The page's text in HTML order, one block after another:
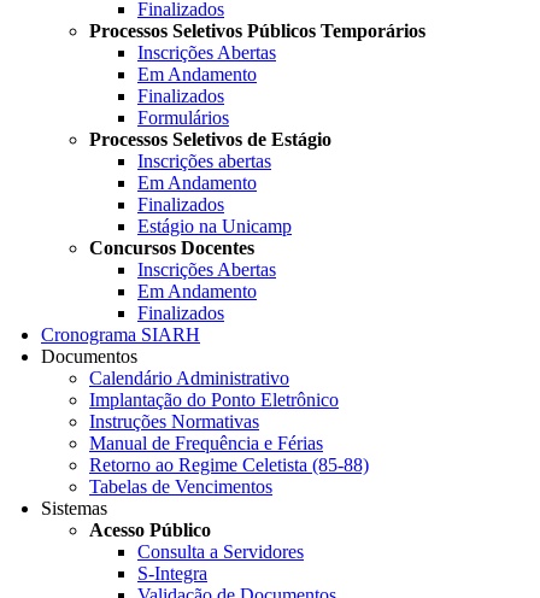
Finalizados
Processos Seletivos Públicos Temporários
Inscrições Abertas
Em Andamento
Finalizados
Formulários
Processos Seletivos de Estágio
Inscrições abertas
Em Andamento
Finalizados
Estágio na Unicamp
Concursos Docentes
Inscrições Abertas
Em Andamento
Finalizados
Cronograma SIARH
Documentos
Calendário Administrativo
Implantação do Ponto Eletrônico
Instruções Normativas
Manual de Frequência e Férias
Retorno ao Regime Celetista (85-88)
Tabelas de Vencimentos
Sistemas
Acesso Público
Consulta a Servidores
S-Integra